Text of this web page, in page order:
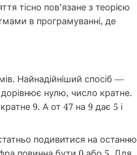
тісно пов’язане з теорією
в програмуванні, де
Найнадійніший спосіб —
нулю, число кратне.
9. А от 47 на 9 дає 5 і
подивитися на останню